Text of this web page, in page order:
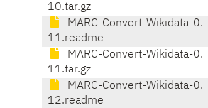
10.tar.gz
MARC-Convert-Wikidata-0.
11.readme
MARC-Convert-Wikidata-0.
11.tar.gz
MARC-Convert-Wikidata-0.
12.readme